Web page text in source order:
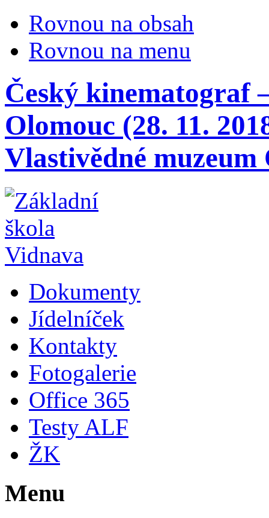
Rovnou na obsah
Rovnou na menu
Český kinematograf
Olomouc (28. 11.
Vlastivědné muzeum
Dokumenty
Jídelníček
Kontakty
Fotogalerie
Office 365
Testy ALF
ŽK
Menu